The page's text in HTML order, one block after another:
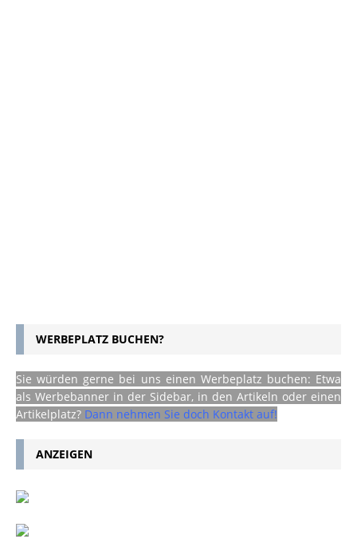
WERBEPLATZ BUCHEN?
Sie würden gerne bei uns einen Werbeplatz buchen: Etwa
als Werbebanner in der Sidebar, in den Artikeln oder einen
Artikelplatz? Dann nehmen Sie doch Kontakt auf!
ANZEIGEN